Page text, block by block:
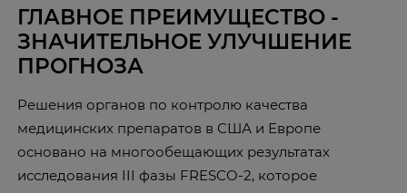
ГЛАВНОЕ ПРЕИМУЩЕСТВО -
ЗНАЧИТЕЛЬНОЕ УЛУЧШЕНИЕ
ПРОГНОЗА
Решения органов по контролю качества
медицинских препаратов в США и Европе
основано на многообещающих результатах
исследования III фазы FRESCO-2, которое